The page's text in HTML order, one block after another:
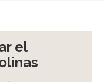
el